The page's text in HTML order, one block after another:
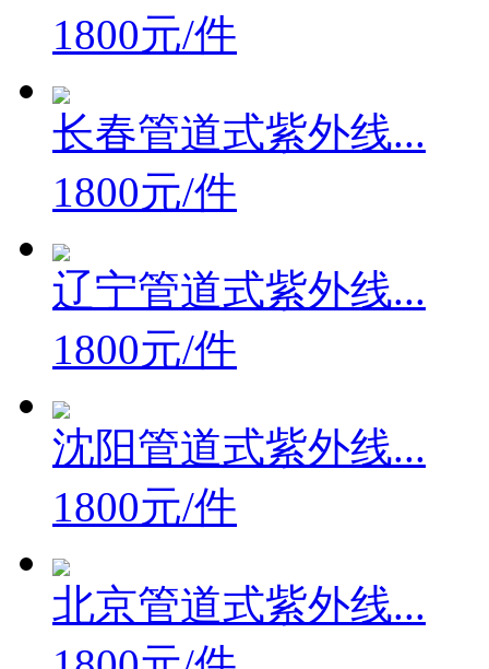
1800元/件
长春管道式紫外线...
1800元/件
辽宁管道式紫外线...
1800元/件
沈阳管道式紫外线...
1800元/件
北京管道式紫外线...